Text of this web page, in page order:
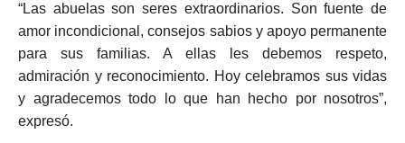
“Las abuelas son seres extraordinarios. Son fuente de
amor incondicional, consejos sabios y apoyo permanente
para sus familias. A ellas les debemos respeto,
admiración y reconocimiento. Hoy celebramos sus vidas
y agradecemos todo lo que han hecho por nosotros”,
expresó.